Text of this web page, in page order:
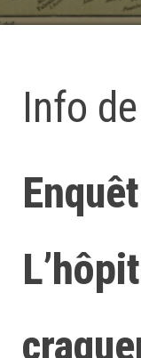
Info